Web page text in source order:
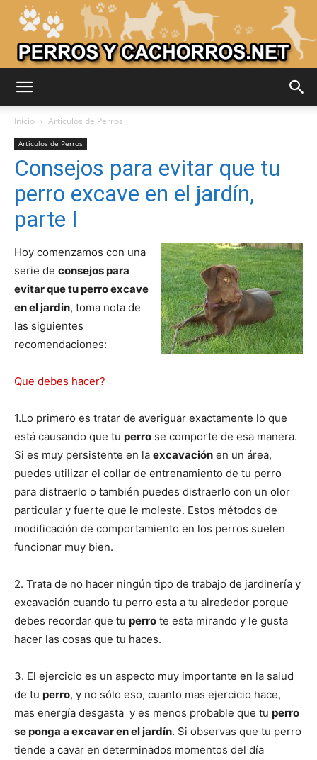
Perros
Razas
de
Perros
de
Cachorros
Inicio Articulos de Perros
Articulos de Perros
Consejos para evitar que tu
perro excave en el jardín,
parte I
Hoy comenzamos con una
serie de consejos para
evitar que tu perro excave
en el jardin, toma nota de
las siguientes
recomendaciones:
Que debes hacer?
1.Lo primero es tratar de averiguar exactamente lo que
está causando que tu perro se comporte de esa manera.
Si es muy persistente en la excavación en un área,
puedes utilizar el collar de entrenamiento de tu perro
para distraerlo o también puedes distraerlo con un olor
particular y fuerte que le moleste. Estos métodos de
modificación de comportamiento en los perros suelen
funcionar muy bien.
2. Trata de no hacer ningún tipo de trabajo de jardinería y
excavación cuando tu perro esta a tu alrededor porque
debes recordar que tu perro te esta mirando y le gusta
hacer las cosas que tu haces.
3. El ejercicio es un aspecto muy importante en la salud
de tu perro, y no sólo eso, cuanto mas ejercicio hace,
mas energía desgasta y es menos probable que tu perro
se ponga a excavar en el jardín. Si observas que tu perro
tiende a cavar en determinados momentos del día